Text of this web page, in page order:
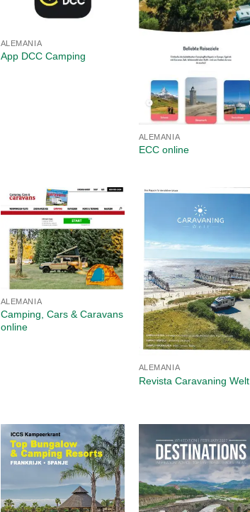
ALEMANIA
App DCC Camping
ALEMANIA
ECC online
ALEMANIA
Camping, Cars & Caravans
online
ALEMANIA
Revista Caravaning Welt